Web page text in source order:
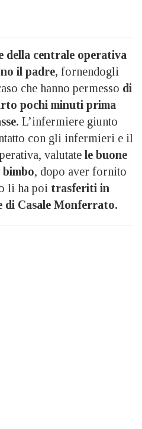
della centrale operativa
il padre, fornendogli
che hanno permesso di
pochi minuti prima
L’infermiere giunto
con gli infermieri e il
valutate le buone
bimbo, dopo aver fornito
li ha poi trasferiti in
di Casale Monferrato.